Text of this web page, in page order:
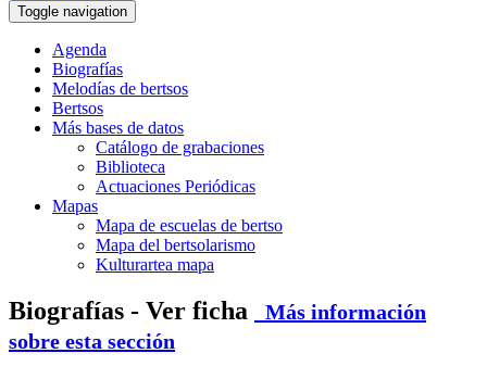
Toggle navigation
Agenda
Biografías
Melodías de bertsos
Bertsos
Más bases de datos
Catálogo de grabaciones
Biblioteca
Actuaciones Periódicas
Mapas
Mapa de escuelas de bertso
Mapa del bertsolarismo
Kulturartea mapa
Biografías - Ver ficha
Más información
sobre esta sección